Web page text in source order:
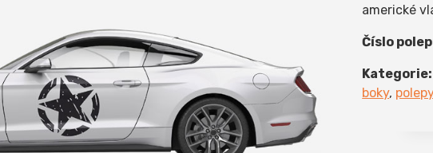
americké
Číslo
Kategorie:
boky,